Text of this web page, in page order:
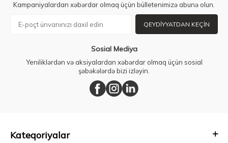
Kampaniyalardan xəbərdar olmaq üçün bülletenimizə abunə olun.
QEYDIYYATDAN KEÇIN
Sosial Mediya
Yeniliklərdən və aksiyalardan xəbərdar olmaq üçün sosial
şəbəkələrdə bizi izləyin.
Kateqoriyalar